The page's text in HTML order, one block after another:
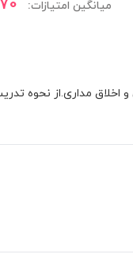
میانگین امتیازات:
مداری.از نحوه